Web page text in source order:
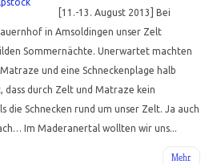
[11.-13. August 2013] Bei
in Amsoldingen unser Zelt
Sommernächte. Unerwartet machten
und eine Schneckenplage halb
durch Zelt und Matraze kein
die Schnecken rund um unser Zelt. Ja auch
Im Maderanertal wollten wir uns...
Mehr